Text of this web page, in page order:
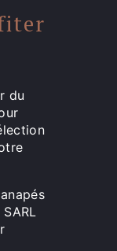
du